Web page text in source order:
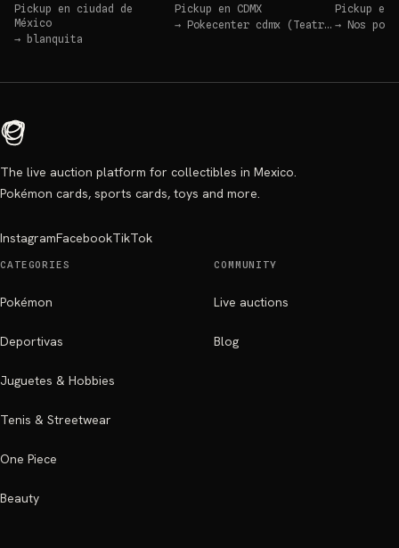
Pickup en ciudad de
México
→ blanquita
Pickup en CDMX
→ Pokecenter cdmx (Teatro Blanquita)
Pickup en
→ Nos
The live auction platform for collectibles in Mexico.
Pokémon cards, sports cards, toys and more.
InstagramFacebookTikTok
CATEGORIES
Pokémon
Deportivas
Juguetes & Hobbies
Tenis & Streetwear
One Piece
Beauty
COMMUNITY
Live auctions
Blog